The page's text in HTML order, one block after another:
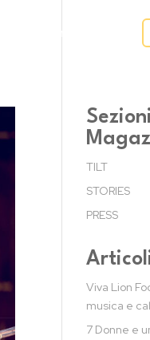
Contatti
TILT
STORIES
PRESS
Viva Lion
musica e
7 Donne e